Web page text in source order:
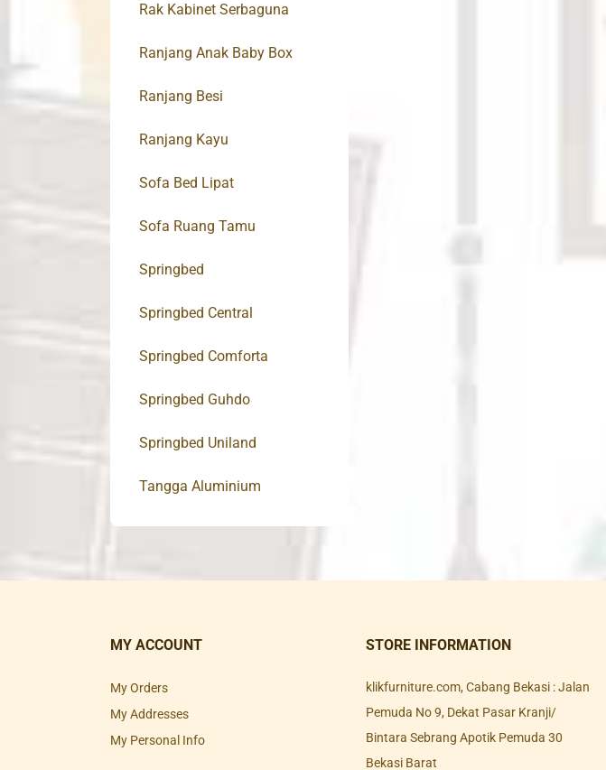
Rak Kabinet Serbaguna
Ranjang Anak Baby Box
Ranjang Besi
Ranjang Kayu
Sofa Bed Lipat
Sofa Ruang Tamu
Springbed
Springbed Central
Springbed Comforta
Springbed Guhdo
Springbed Uniland
Tangga Aluminium
MY ACCOUNT
My Orders
My Addresses
My Personal Info
STORE INFORMATION
klikfurniture.com, Cabang Bekasi : Jalan
Pemuda No 9, Dekat Pasar Kranji/
Bintara Sebrang Apotik Pemuda 30
Bekasi Barat